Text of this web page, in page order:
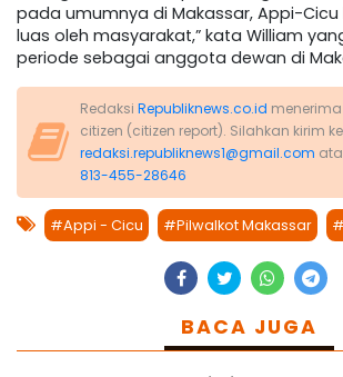
pada umumnya di Makassar, Appi-Cicu
luas oleh masyarakat,” kata William
periode sebagai anggota dewan di
Redaksi Republiknews.co.id
citizen (citizen report). Silahkan kirim
redaksi.republiknews1@gmail.com
813-455-28646
#Appi - Cicu #Pilwalkot Makassar
BACA JUGA